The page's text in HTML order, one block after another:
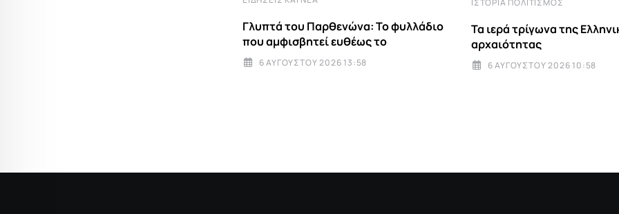
Γλυπτά του Παρθενώνα: Το φυλλάδιο
που αμφισβητεί ευθέως το
6 ΑΥΓΟΎΣΤΟΥ 2026 13:58
ΙΣΤΟΡΊΑ ΠΟΛΙΤΙΣΜΌΣ
Τα ιερά τρίγωνα της
αρχαιότητας
6 ΑΥΓΟΎΣΤΟΥ 2026 10:58